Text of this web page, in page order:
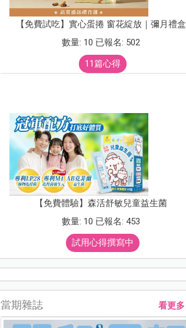
【免費試吃】實心蛋捲 窗花綻放｜彌月禮盒
數量: 10 已報名: 502
11篇心得
【免費體驗】森活舒敏兒童益生菌
數量: 10 已報名: 453
試用心得撰寫中
當期雜誌 看更多